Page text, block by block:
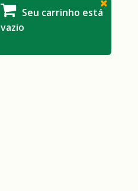
Seu carrinho está
vazio